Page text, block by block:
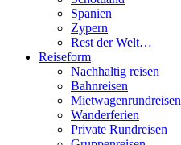
Spanien
Zypern
Rest der Welt…
Reiseform
Nachhaltig reisen
Bahnreisen
Mietwagenrundreisen
Wanderferien
Private Rundreisen